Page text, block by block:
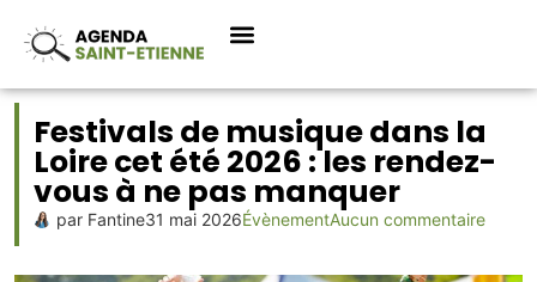
Festivals de musique dans la
Loire cet été 2026 : les rendez-
vous à ne pas manquer
par Fantine31 mai 2026ÉvènementAucun commentaire